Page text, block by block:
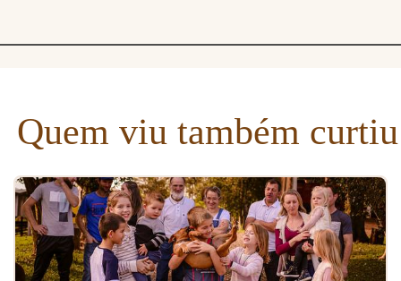
Quem viu também curtiu